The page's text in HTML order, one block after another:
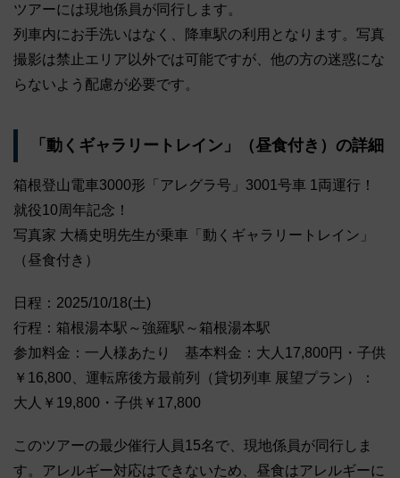
ツアーには現地係員が同行します。
列車内にお手洗いはなく、降車駅の利用となります。写真
撮影は禁止エリア以外では可能ですが、他の方の迷惑にな
らないよう配慮が必要です。
「動くギャラリートレイン」（昼食付き）の詳細
箱根登山電車3000形「アレグラ号」3001号車 1両運行！
就役10周年記念！
写真家 大橋史明先生が乗車「動くギャラリートレイン」
（昼食付き）
日程：2025/10/18(土)
行程：箱根湯本駅～強羅駅～箱根湯本駅
参加料金：一人様あたり 基本料金：大人17,800円・子供
￥16,800、運転席後方最前列（貸切列車 展望プラン）：
大人￥19,800・子供￥17,800
このツアーの最少催行人員15名で、現地係員が同行しま
す。アレルギー対応はできないため、昼食はアレルギーに